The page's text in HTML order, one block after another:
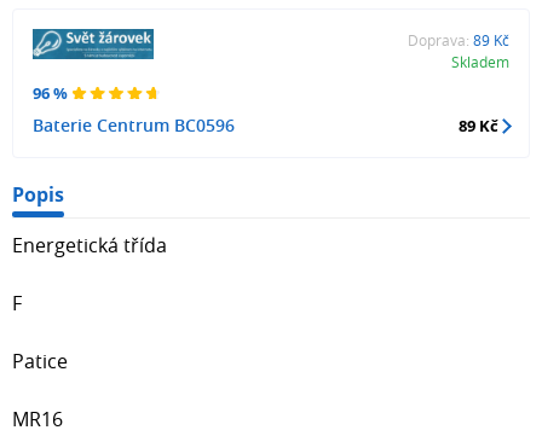
96 %
Baterie Centrum BC0596
Doprava: 89 Kč
Skladem
89 Kč
Popis
Energetická třída
F
Patice
MR16